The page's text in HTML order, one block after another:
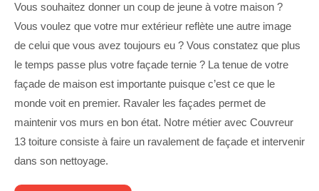
Vous souhaitez donner un coup de jeune à votre maison ?
Vous voulez que votre mur extérieur reflète une autre image
de celui que vous avez toujours eu ? Vous constatez que plus
le temps passe plus votre façade ternie ? La tenue de votre
façade de maison est importante puisque c’est ce que le
monde voit en premier. Ravaler les façades permet de
maintenir vos murs en bon état. Notre métier avec Couvreur
13 toiture consiste à faire un ravalement de façade et intervenir
dans son nettoyage.